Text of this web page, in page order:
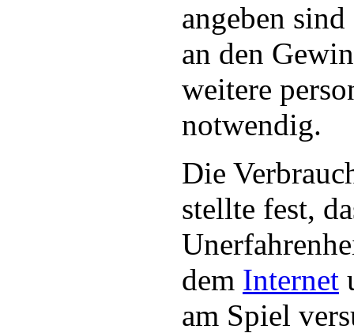
angeben
an den
weitere
notwendig.
Die
stellte fest,
dem Internet
am Spiel